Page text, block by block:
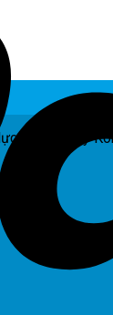
Photocopy